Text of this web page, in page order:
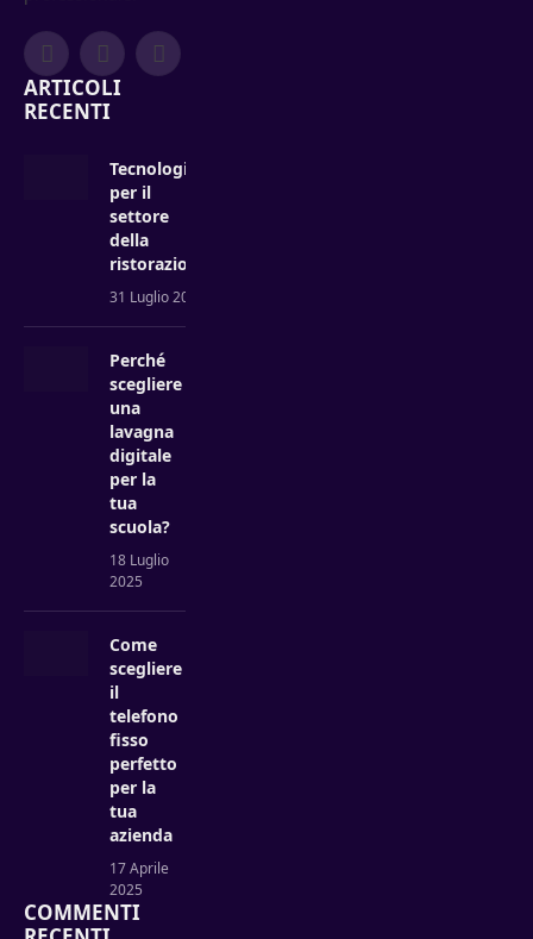
FacebookYouTubeLinkedIn
ARTICOLI
RECENTI
Tecnologie
per il
settore
della
ristorazione
31 Luglio 2025
Perché
scegliere
una
lavagna
digitale
per la
tua
scuola?
18 Luglio
2025
Come
scegliere
il
telefono
fisso
perfetto
per la
tua
azienda
17 Aprile
2025
COMMENTI